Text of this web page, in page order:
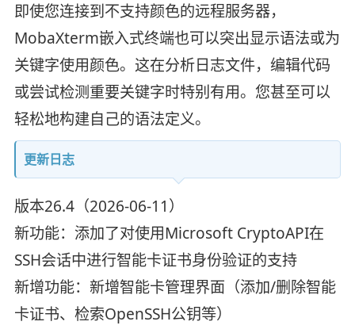
即使您连接到不支持颜色的远程服务器，
MobaXterm嵌入式终端也可以突出显示语法或为
关键字使用颜色。这在分析日志文件，编辑代码
或尝试检测重要关键字时特别有用。您甚至可以
轻松地构建自己的语法定义。
更新日志
版本26.4（2026-06-11）
新功能：添加了对使用Microsoft CryptoAPI在
SSH会话中进行智能卡证书身份验证的支持
新增功能：新增智能卡管理界面（添加/删除智能
卡证书、检索OpenSSH公钥等）